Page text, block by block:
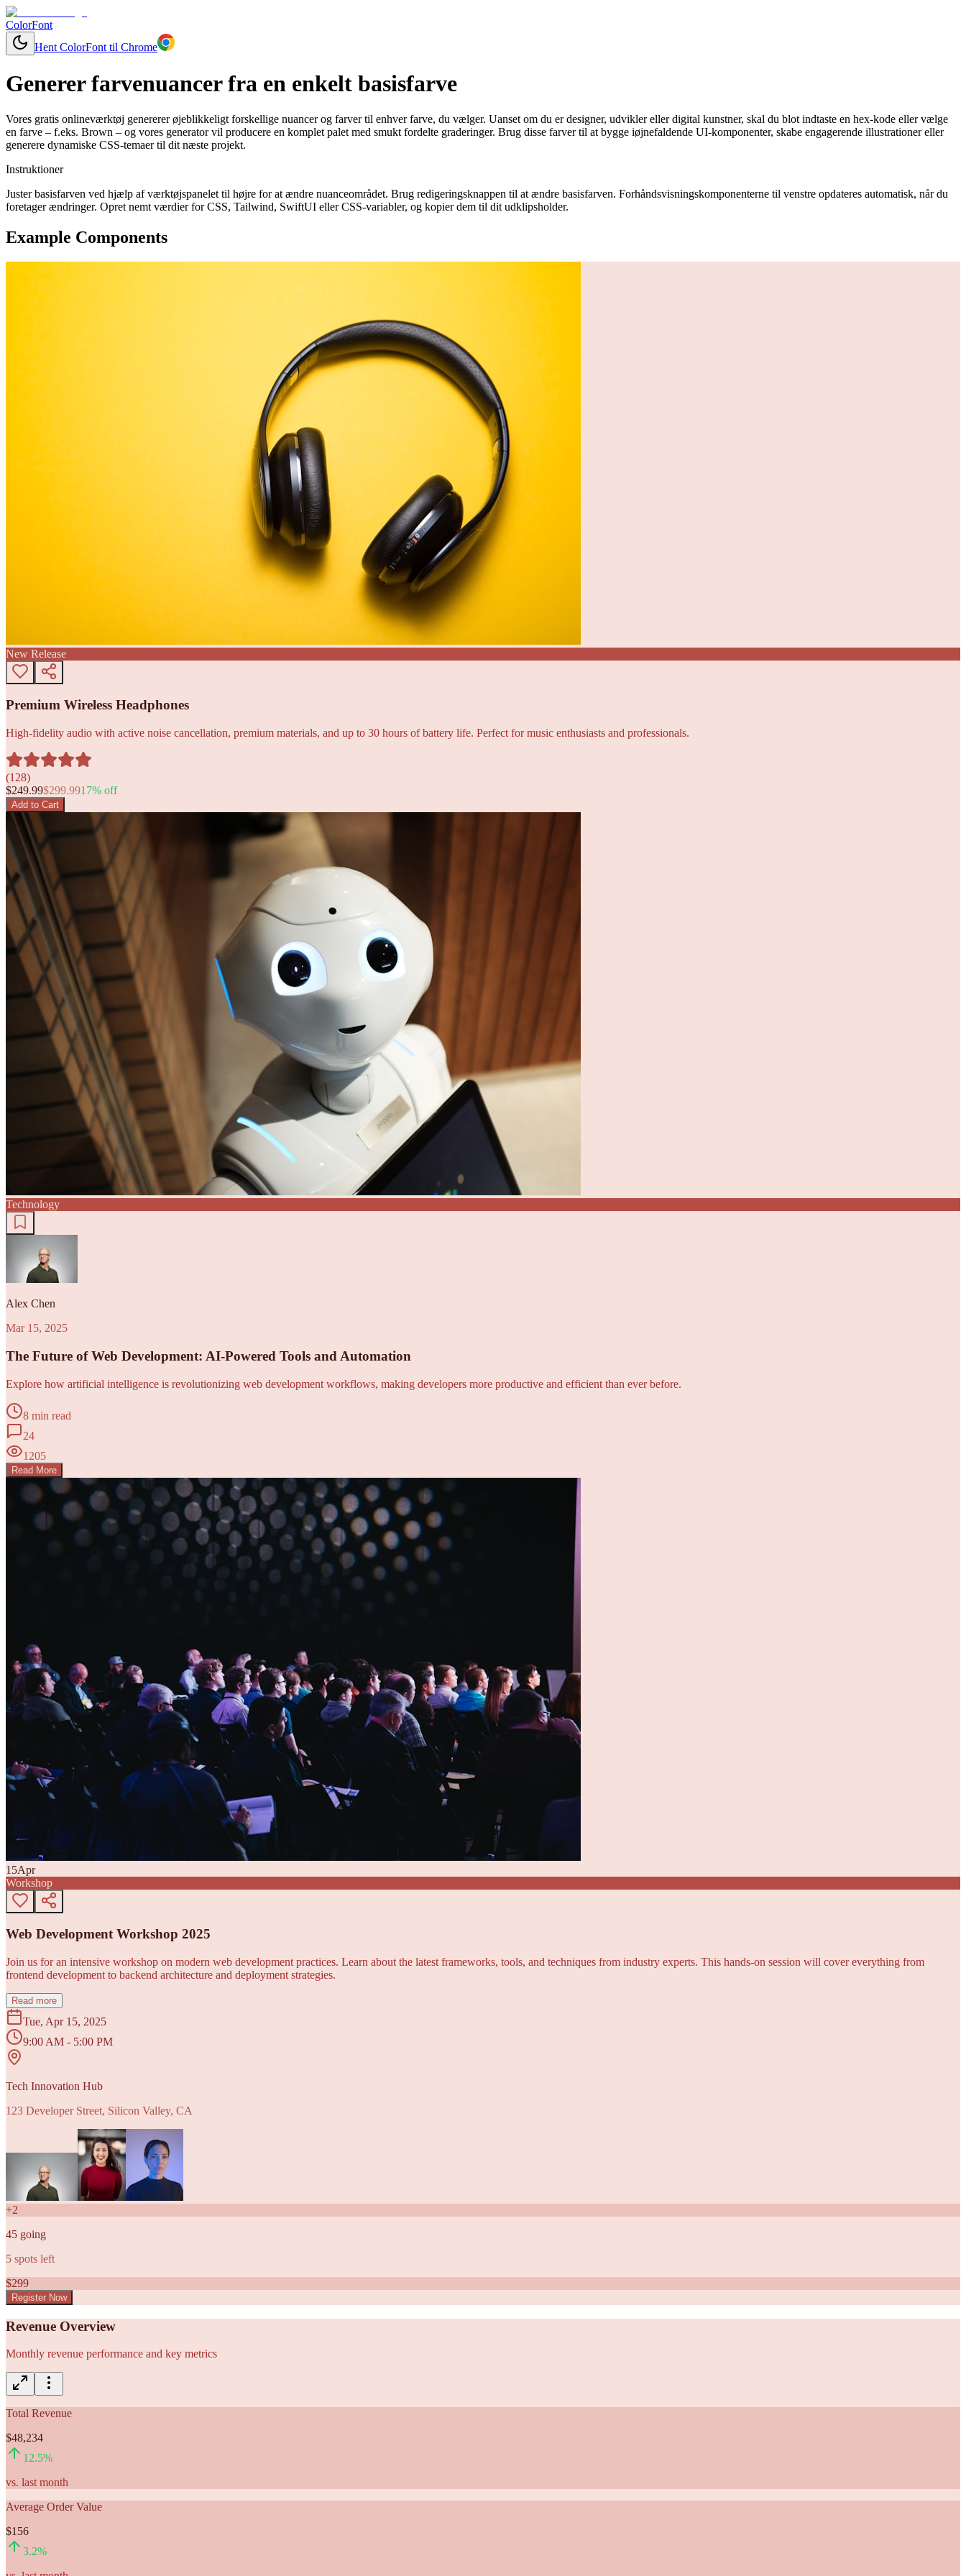
ColorFont
Hent ColorFont til Chrome
Generer farvenuancer fra en enkelt basisfarve
Vores gratis onlineværktøj genererer øjeblikkeligt forskellige nuancer og farver til enhver farve, du vælger. Uanset om du er designer, udvikler eller digital kunstner, skal du blot indtaste en hex-kode eller vælge
en farve – f.eks. Brown – og vores generator vil producere en komplet palet med smukt fordelte graderinger. Brug disse farver til at bygge iøjnefaldende UI-komponenter, skabe engagerende illustrationer eller
generere dynamiske CSS-temaer til dit næste projekt.
Instruktioner
Juster basisfarven ved hjælp af værktøjspanelet til højre for at ændre nuanceområdet. Brug redigeringsknappen til at ændre basisfarven. Forhåndsvisningskomponenterne til venstre opdateres automatisk, når du
foretager ændringer. Opret nemt værdier for CSS, Tailwind, SwiftUI eller CSS-variabler, og kopier dem til dit udklipsholder.
Example Components
New Release
Premium Wireless Headphones
High-fidelity audio with active noise cancellation, premium materials, and up to 30 hours of battery life. Perfect for music enthusiasts and professionals.
(128)
$249.99$299.9917% off
Add to Cart
Technology
Alex Chen
Mar 15, 2025
The Future of Web Development: AI-Powered Tools and Automation
Explore how artificial intelligence is revolutionizing web development workflows, making developers more productive and efficient than ever before.
8 min read
24
1205
Read More
15Apr
Workshop
Web Development Workshop 2025
Join us for an intensive workshop on modern web development practices. Learn about the latest frameworks, tools, and techniques from industry experts. This hands-on session will cover everything from
frontend development to backend architecture and deployment strategies.
Read more
Tue, Apr 15, 2025
9:00 AM - 5:00 PM
Tech Innovation Hub
123 Developer Street, Silicon Valley, CA
+2
45 going
5 spots left
$299
Register Now
Revenue Overview
Monthly revenue performance and key metrics
Total Revenue
$48,234
12.5%
vs. last month
Average Order Value
$156
3.2%